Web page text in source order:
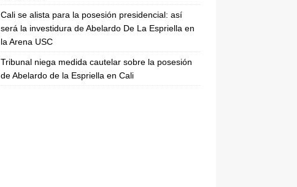
Cali se alista para la posesión presidencial: así
será la investidura de Abelardo De La Espriella en
la Arena USC
Tribunal niega medida cautelar sobre la posesión
de Abelardo de la Espriella en Cali